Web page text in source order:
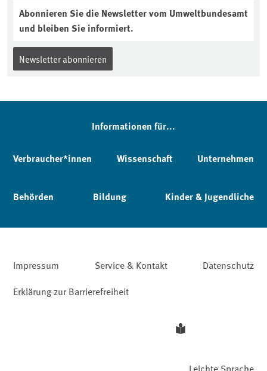
Abonnieren Sie die Newsletter vom Umweltbundesamt
und bleiben Sie informiert.
Newsletter abonnieren
Informationen für...
Verbraucher*innen Wissenschaft Unternehmen
Behörden Bildung Kinder & Jugendliche
Impressum Service & Kontakt
Datenschutz
Erklärung zur Barrierefreiheit
Leichte Sprache